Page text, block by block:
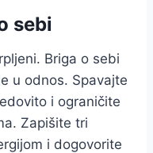
sebi
Briga o sebi
u odnos. Spavajte
i ograničite
Zapišite tri
i dogovorite